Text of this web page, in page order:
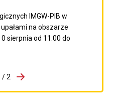
IMGW-PIB w
na obszarze
sierpnia od 11:00 do
/ 2
Przejdź do następnego